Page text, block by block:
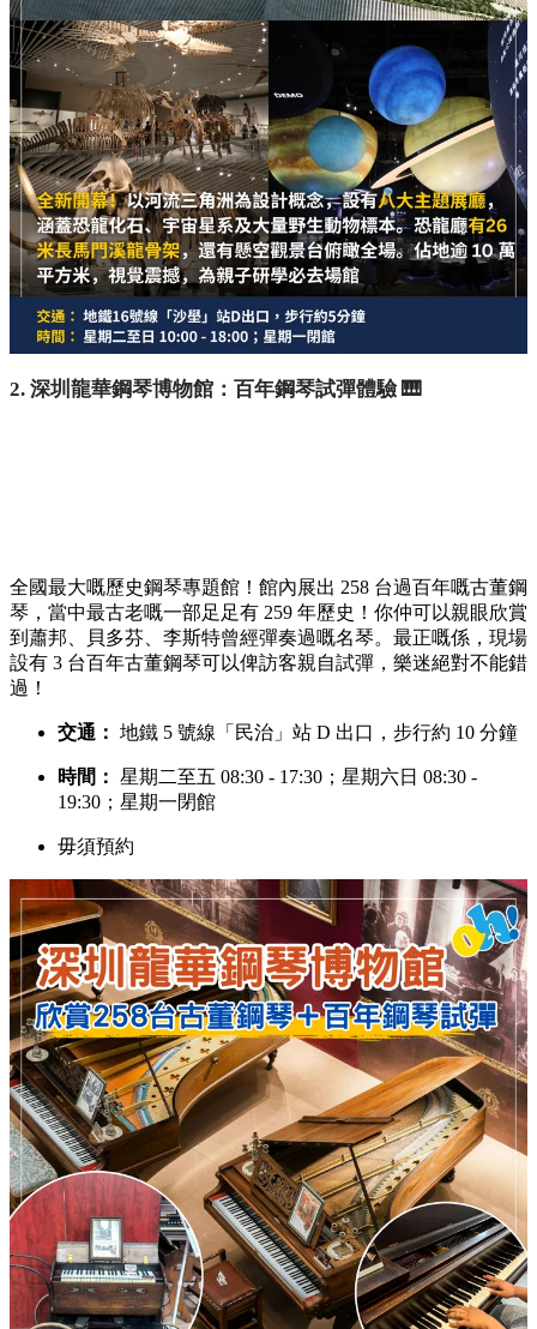
2. 深圳龍華鋼琴博物館：百年鋼琴試彈體驗 🎹
全國最大嘅歷史鋼琴專題館！館內展出 258 台過百年嘅古董鋼
琴，當中最古老嘅一部足足有 259 年歷史！你仲可以親眼欣賞
到蕭邦、貝多芬、李斯特曾經彈奏過嘅名琴。最正嘅係，現場
設有 3 台百年古董鋼琴可以俾訪客親自試彈，樂迷絕對不能錯
過！
交通： 地鐵 5 號線「民治」站 D 出口，步行約 10 分鐘
時間： 星期二至五 08:30 - 17:30；星期六日 08:30 -
19:30；星期一閉館
毋須預約